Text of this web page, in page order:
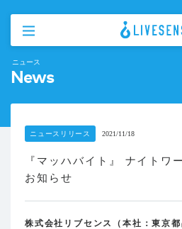
ニュース
News
ニュースリリース 2021/11/18
『マッハバイト』 ナイトワ
お知らせ
株式会社リブセンス（本社：東京